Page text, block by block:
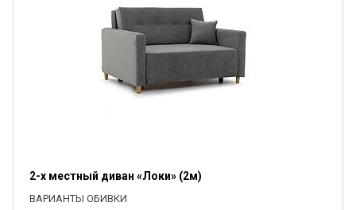
2-х местный диван «Локи» (2м)
ВАРИАНТЫ ОБИВКИ